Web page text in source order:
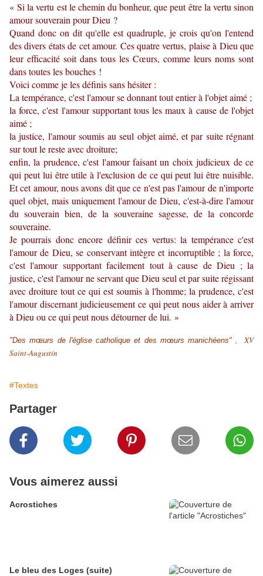
« Si la vertu est le chemin du bonheur, que peut être la vertu sinon
amour souverain pour Dieu ?
Quand donc on dit qu'elle est quadruple, je crois qu'on l'entend
des divers états de cet amour. Ces quatre vertus, plaise à Dieu que
leur efficacité soit dans tous les Cœurs, comme leurs noms sont
dans toutes les bouches !
Voici comme je les définis sans hésiter :
La tempérance, c'est l'amour se donnant tout entier à l'objet aimé ;
la force, c'est l'amour supportant tous les maux à cause de l'objet
aimé ;
la justice, l'amour soumis au seul objet aimé, et par suite régnant
sur tout le reste avec droiture;
enfin, la prudence, c'est l'amour faisant un choix judicieux de ce
qui peut lui être utile à l'exclusion de ce qui peut lui être nuisible.
Et cet amour, nous avons dit que ce n'est pas l'amour de n'importe
quel objet, mais uniquement l'amour de Dieu, c'est-à-dire l'amour
du souverain bien, de la souveraine sagesse, de la concorde
souveraine.
Je pourrais donc encore définir ces vertus: la tempérance c'est
l'amour de Dieu, se conservant intègre et incorruptible ; la force,
c'est l'amour supportant facilement tout à cause de Dieu ; la
justice, c'est l'amour ne servant que Dieu seul et par suite régissant
avec droiture tout ce qui est soumis à l'homme; la prudence, c'est
l'amour discernant judicieusement ce qui peut nous aider à arriver
à Dieu ou ce qui peut nous détourner de lui. »
"Des mœurs de l'église catholique et des mœurs manichéens", XV
Saint-Augustin
#Textes
Partager
Vous aimerez aussi
Acrostiches
Le bleu des Loges (suite)